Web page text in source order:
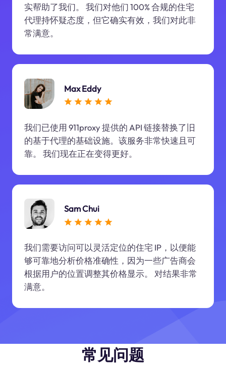
实帮助了我们。 我们对他们 100% 合规的住宅
代理持怀疑态度，但它确实有效，我们对此非
常满意。
Max Eddy
我们已使用 911proxy 提供的 API 链接替换了旧
的基于代理的基础设施。该服务非常快速且可
靠。 我们现在正在变得更好。
Sam Chui
我们需要访问可以灵活定位的住宅 IP，以便能
够可靠地分析价格准确性，因为一些广告商会
根据用户的位置调整其价格显示。 对结果非常
满意。
常见问题